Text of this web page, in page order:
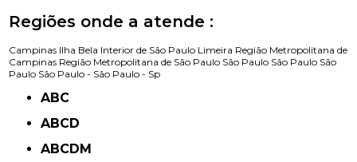
Regiões onde a atende :
Campinas Ilha Bela Interior de São Paulo Limeira Região Metropolitana de
Campinas Região Metropolitana de São Paulo São Paulo São Paulo São
Paulo São Paulo - São Paulo - Sp
ABC
ABCD
ABCDM